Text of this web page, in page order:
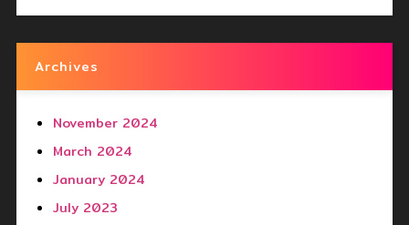
Archives
November 2024
March 2024
January 2024
July 2023